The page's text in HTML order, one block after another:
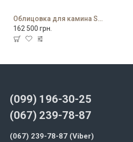
Облицовка для камина Surface
162 500 грн.
(099) 196-30-25
(067) 239-78-87
(067) 239-78-87 (Viber)